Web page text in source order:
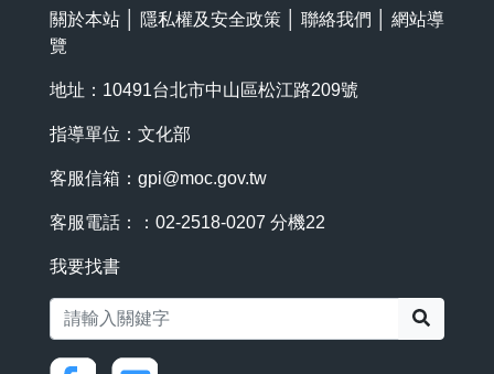
關於本站 隱私權及安全政策 聯絡我們
網站導
覽
地址：10491台北市中山區松江路209號
指導單位：文化部
客服信箱： gpi@moc.gov.tw
客服電話：：02-2518-0207 分機22
我要找書